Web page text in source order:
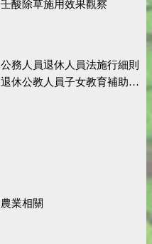
壬酸除草施用效果觀察
公務人員退休人員法施行細則
退休公教人員子女教育補助規定
農業相關